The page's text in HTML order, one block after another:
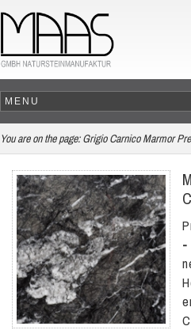
You are on the page: Grigio Carnico Marmor
-